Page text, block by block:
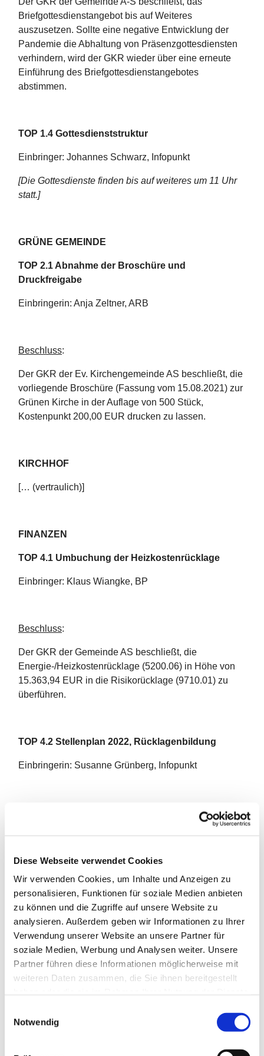
Diese Webseite verwendet Cookies
Wir verwenden Cookies, um Inhalte und Anzeigen zu
personalisieren, Funktionen für soziale Medien anbieten
zu können und die Zugriffe auf unsere Website zu
analysieren. Außerdem geben wir Informationen zu Ihrer
Verwendung unserer Website an unsere Partner für
soziale Medien, Werbung und Analysen weiter. Unsere
Partner führen diese Informationen möglicherweise mit
weiteren Daten zusammen, die Sie ihnen bereitgestellt
Notwendig
Briefgottesdienstangebot bis auf Weiteres
auszusetzen. Sollte eine negative Entwicklung der
Pandemie die Abhaltung von Präsenzgottesdiensten
verhindern, wird der GKR wieder über eine erneute
Einführung des Briefgottesdienstangebotes
abstimmen.
TOP 1.4 Gottesdienststruktur
Einbringer: Johannes Schwarz, Infopunkt
[Die Gottesdienste finden bis auf weiteres um 11 Uhr
statt.]
GRÜNE GEMEINDE
TOP 2.1 Abnahme der Broschüre und
Druckfreigabe
Einbringerin: Anja Zeltner, ARB
Beschluss:
Der GKR der Ev. Kirchengemeinde AS beschließt, die
vorliegende Broschüre (Fassung vom 15.08.2021) zur
Grünen Kirche in der Auflage von 500 Stück,
Kostenpunkt 200,00 EUR drucken zu lassen.
KIRCHHOF
[… (vertraulich)]
FINANZEN
TOP 4.1 Umbuchung der Heizkostenrücklage
Einbringer: Klaus Wiangke, BP
Beschluss:
Der GKR der Gemeinde AS beschließt, die
Energie-/Heizkostenrücklage (5200.06) in Höhe von
15.363,94 EUR in die Risikorücklage (9710.01) zu
überführen.
TOP 4.2 Stellenplan 2022, Rücklagenbildung
Einbringerin: Susanne Grünberg, Infopunkt
[… (vertraulich)]
ÄMTER und ORGANISATORISCHES
TOP 6.1 Geistliches Wort
Einbringerin: Susanne Grünberg, Infopunkt
TOP 6.2 Wahl der*des stellvertretenden GKR-